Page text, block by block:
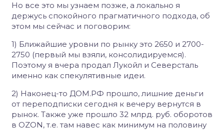
Но все это мы узнаем позже, а локально я
держусь спокойного прагматичного подхода, об
этом мы сейчас и поговорим:
1) Ближайшие уровни по рынку это 2650 и 2700-
2750 (первый мы взяли, консолидируемся).
Поэтому я вчера продал Лукойл и Северсталь
именно как спекулятивные идеи.
2) Наконец-то ДОМ.РФ прошло, лишние деньги
от переподписки сегодня к вечеру вернутся в
рынок. Также уже прошло 32 млрд. руб. оборотов
в OZON, т.е. там навес как минимум на половину